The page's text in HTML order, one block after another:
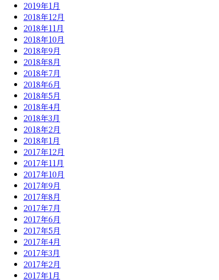
2019年1月
2018年12月
2018年11月
2018年10月
2018年9月
2018年8月
2018年7月
2018年6月
2018年5月
2018年4月
2018年3月
2018年2月
2018年1月
2017年12月
2017年11月
2017年10月
2017年9月
2017年8月
2017年7月
2017年6月
2017年5月
2017年4月
2017年3月
2017年2月
2017年1月